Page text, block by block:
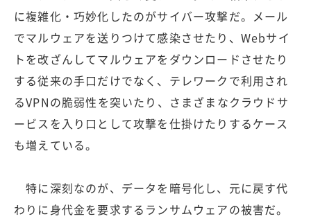
に複雑化・巧妙化したのがサイバー攻撃だ。メール
でマルウェアを送りつけて感染させたり、Webサイ
トを改ざんしてマルウェアをダウンロードさせたり
する従来の手口だけでなく、テレワークで利用され
るVPNの脆弱性を突いたり、さまざまなクラウドサ
ービスを入り口として攻撃を仕掛けたりするケース
も増えている。
特に深刻なのが、データを暗号化し、元に戻す代
わりに身代金を要求するランサムウェアの被害だ。